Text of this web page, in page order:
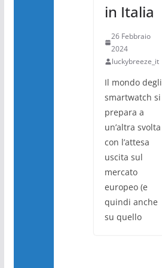
in Italia
26 Febbraio
2024
luckybreeze_it
Il mondo degli
smartwatch si
prepara a
un’altra svolta
con l’attesa
uscita sul
mercato
europeo (e
quindi anche
su quello